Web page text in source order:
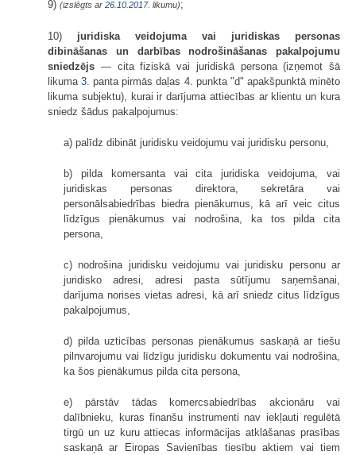
9) (izslēgts ar 26.10.2017. likumu);
10) juridiska veidojuma vai juridiskas personas
dibināšanas un darbības nodrošināšanas pakalpojumu
sniedzējs — cita fiziskā vai juridiskā persona (izņemot šā
likuma3. panta pirmās daļas 4. punkta "d" apakšpunktā minēto
likuma subjektu), kurai ir darījuma attiecības ar klientu un kura
sniedz šādus pakalpojumus:
a) palīdz dibināt juridisku veidojumu vai juridisku personu,
b) pilda komersanta vai cita juridiska veidojuma, vai
juridiskas personas direktora, sekretāra vai
personālsabiedrības biedra pienākumus, kā arī veic citus
līdzīgus pienākumus vai nodrošina, ka tos pilda cita
persona,
c) nodrošina juridisku veidojumu vai juridisku personu ar
juridisko adresi, adresi pasta sūtījumu saņemšanai,
darījuma norises vietas adresi, kā arī sniedz citus līdzīgus
pakalpojumus,
d) pilda uzticības personas pienākumus saskaņā ar tiešu
pilnvarojumu vai līdzīgu juridisku dokumentu vai nodrošina,
ka šos pienākumus pilda cita persona,
e) pārstāv tādas komercsabiedrības akcionāru vai
dalībnieku, kuras finanšu instrumenti nav iekļauti regulētā
tirgū un uz kuru attiecas informācijas atklāšanas prasības
saskaņā ar Eiropas Savienības tiesību aktiem vai tiem